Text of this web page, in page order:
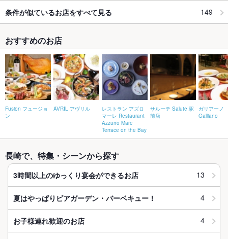
条件が似ているお店をすべて見る 149
おすすめのお店
Fusion フュージョ
ン
AVRIL アヴリル
レストラン アズロ
マーレ Restaurant
Azzurro Mare
Terrace on the Bay
サルーテ Salute 駅
前店
ガリアーノ
Galliano
長崎で、特集・シーンから探す
3時間以上のゆっくり宴会ができるお店 13
夏はやっぱりビアガーデン・バーベキュー！ 4
お子様連れ歓迎のお店 4